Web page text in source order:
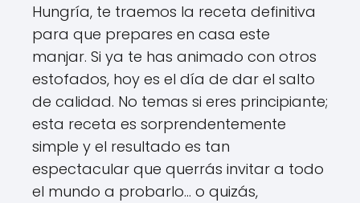
Hungría, te traemos la receta definitiva
para que prepares en casa este
manjar. Si ya te has animado con otros
estofados, hoy es el día de dar el salto
de calidad. No temas si eres principiante;
esta receta es sorprendentemente
simple y el resultado es tan
espectacular que querrás invitar a todo
el mundo a probarlo... o quizás,